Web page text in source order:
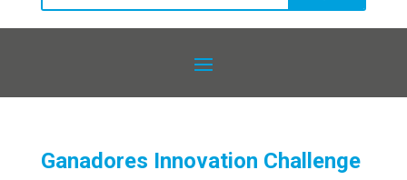
Ganadores Innovation Challenge